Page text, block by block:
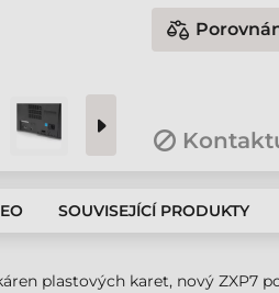
SOUVISEJÍCÍ PRODUKTY
plastových karet, nový ZXP7